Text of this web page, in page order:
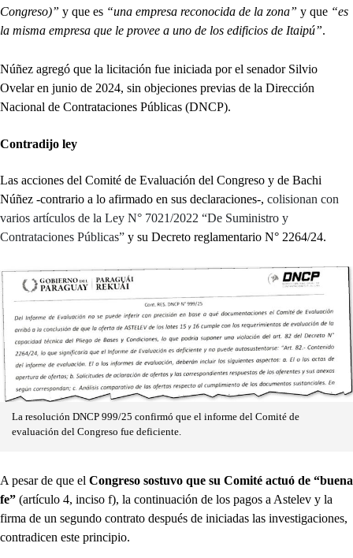
Congreso)” y que es “una empresa reconocida de la zona” y que “es
la misma empresa que le provee a uno de los edificios de Itaipú”.
Núñez agregó que la licitación fue iniciada por el senador Silvio
Ovelar en junio de 2024, sin objeciones previas de la Dirección
Nacional de Contrataciones Públicas (DNCP).
Contradijo ley
Las acciones del Comité de Evaluación del Congreso y de Bachi
Núñez -contrario a lo afirmado en sus declaraciones-, colisionan con
varios artículos de la Ley N° 7021/2022 “De Suministro y
Contrataciones Públicas” y su Decreto reglamentario N° 2264/24.
La resolución DNCP 999/25 confirmó que el informe del Comité de
evaluación del Congreso fue deficiente.
A pesar de que el Congreso sostuvo que su Comité actuó de “buena
fe” (artículo 4, inciso f), la continuación de los pagos a Astelev y la
firma de un segundo contrato después de iniciadas las investigaciones,
contradicen este principio.